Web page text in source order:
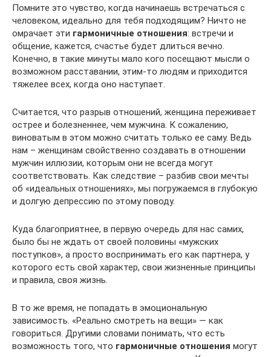
Помните это чувство, когда начинаешь встречаться с
человеком, идеально для тебя подходящим? Ничто не
омрачает эти гармоничные отношения: встречи и
общение, кажется, счастье будет длиться вечно.
Конечно, в такие минуты мало кого посещают мысли о
возможном расставании, этим-то людям и приходится
тяжелее всех, когда оно наступает.
Считается, что разрыв отношений, женщина переживает
острее и болезненнее, чем мужчина. К сожалению,
виноватым в этом можно считать только ее саму. Ведь
нам – женщинам свойственно создавать в отношении
мужчин иллюзии, которым они не всегда могут
соответствовать. Как следствие – разбив свои мечты
об «идеальных отношениях», мы погружаемся в глубокую
и долгую депрессию по этому поводу.
Куда благоприятнее, в первую очередь для нас самих,
было бы не ждать от своей половины «мужских
поступков», а просто воспринимать его как партнера, у
которого есть свой характер, свои жизненные принципы
и правила, своя жизнь.
В то же время, не попадать в эмоциональную
зависимость. «Реально смотреть на вещи» — как
говориться. Другими словами понимать, что есть
возможность того, что гармоничные отношения могут